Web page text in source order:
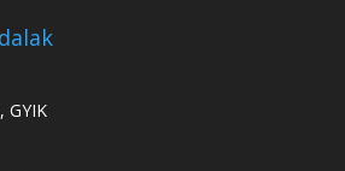
GYIK